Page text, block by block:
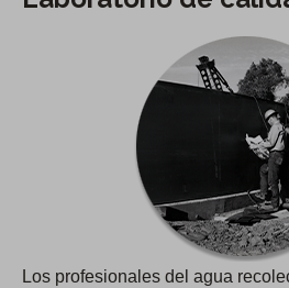
Los profesionales del agua